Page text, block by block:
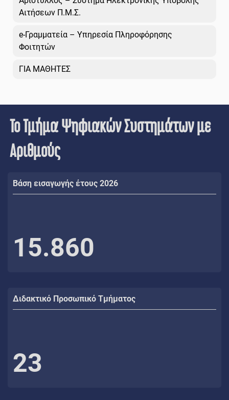
Αιτήσεων Π.Μ.Σ.
e-Γραμματεία – Υπηρεσία Πληροφόρησης
Φοιτητών
ΓΙΑ ΜΑΘΗΤΕΣ
Το Τμήμα Ψηφιακών Συστημάτων με
Αριθμούς
Βάση εισαγωγής έτους 2026
15.860
Διδακτικό Προσωπικό Τμήματος
23